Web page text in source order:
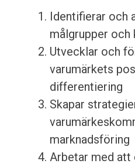
Identifierar och
målgrupper och
Utvecklar och
varumärkets
differentiering
Skapar
marknadsföring
Arbetar med att